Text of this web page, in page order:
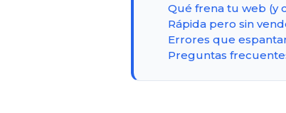
Qué frena tu web (y
Rápida pero sin
Errores que
Preguntas